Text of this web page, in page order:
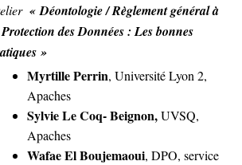
« Déontologie / Règlement général à
des Données : Les bonnes
»
Myrtille Perrin, Université Lyon 2,
Apaches
Sylvie Le Coq- Beignon,UVSQ,
Apaches
Wafae El Boujemaoui, DPO, service